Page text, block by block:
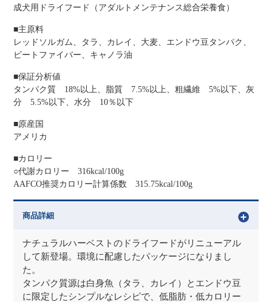
成犬用ドライフード（アダルトメンテナンス総合栄養食）
■主原料
レッドソルガム、タラ、カレイ、大麦、エンドウ豆タンパク、
ビートファイバー、キャノラ油
■保証分析値
タンパク質 18%以上、脂質 7.5%以上、粗繊維 5%以下、灰
分 5.5%以下、水分 10％以下
■原産国
アメリカ
■カロリー
○代謝カロリー 316kcal/100g
AAFCO推奨カロリー計算係数 315.75kcal/100g
商品詳細
ナチュラルハーベストのドライフードがリニューアル
して新登場。環境に配慮したパッケージになりまし
た。
タンパク質源は白身魚（タラ、カレイ）とエンドウ豆
に限定したシンプルなレシピで、低脂肪・低カロリー